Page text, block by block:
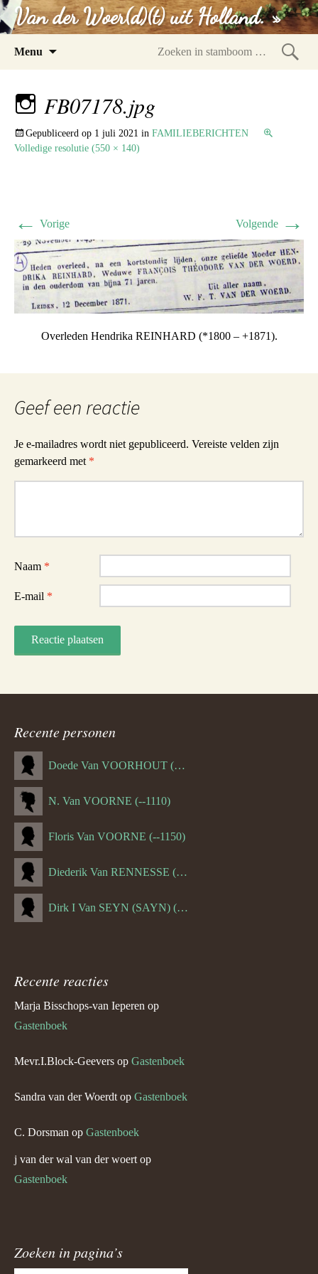
Van der Woer(d)(t) uit Holland. »
Menu
FB07178.jpg
Gepubliceerd op 1 juli 2021 in FAMILIEBERICHTEN
Volledige resolutie (550 × 140)
← Vorige Volgende →
Overleden Hendrika REINHARD (*1800 – +1871).
Geef een reactie
Je e-mailadres wordt niet gepubliceerd. Vereiste velden zijn
gemarkeerd met *
Naam *
E-mail *
Recente personen
Doede Van VOORHOUT (Van FORNEHOLT) (--1101)
N. Van VOORNE (--1110)
Floris Van VOORNE (--1150)
Diederik Van RENNESSE (--1144)
Dirk I Van SEYN (SAYN) (--1120)
Recente reacties
Marja Bisschops-van Ieperen op
Gastenboek
Mevr.I.Block-Geevers op Gastenboek
Sandra van der Woerdt op Gastenboek
C. Dorsman op Gastenboek
j van der wal van der woert op
Gastenboek
Zoeken in pagina’s